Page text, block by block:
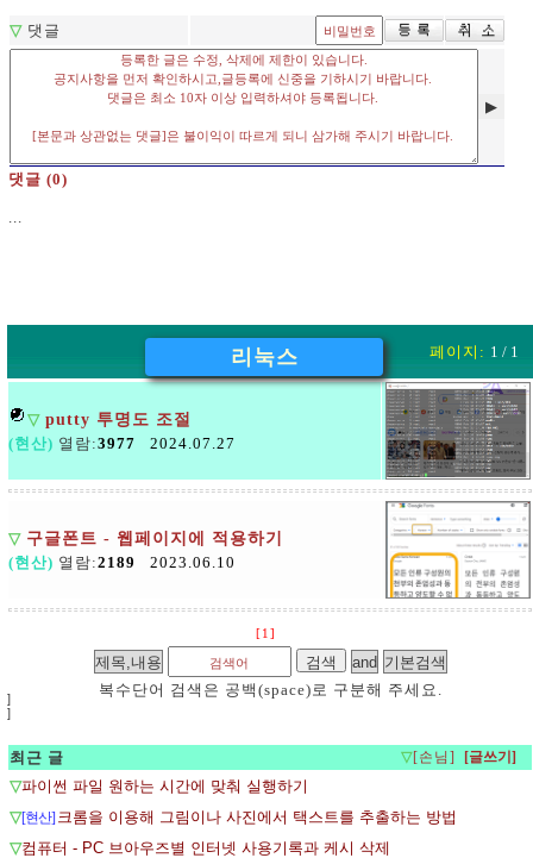
▽ 댓글
▶
댓글 (0)
...
리눅스 페이지: 1 / 1
▽ putty 투명도 조절
(현산) 열람:3977 2024.07.27
▽ 구글폰트 - 웹페이지에 적용하기
(현산) 열람:2189 2023.06.10
[1]
복수단어 검색은 공백(space)로 구분해 주세요.
]
]
최근 글 ▽[손님]
▽파이썬 파일 원하는 시간에 맞춰 실행하기
▽[현산] 크롬을 이용해 그림이나 사진에서 택스트를 추출하는 방법
▽컴퓨터 - PC 브아우즈별 인터넷 사용기록과 케시 삭제